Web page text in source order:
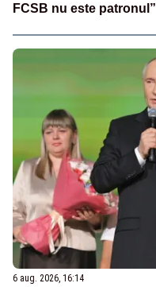
FCSB nu este patronul”
6 aug. 2026, 16:14